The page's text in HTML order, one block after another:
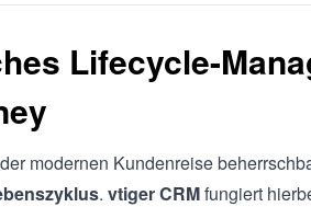
Lifecycle-
modernen Kundenreise
. vtiger CRMfungiert